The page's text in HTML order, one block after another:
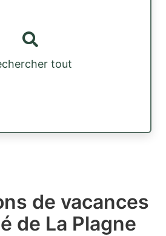
tout
de vacances
de La Plagne